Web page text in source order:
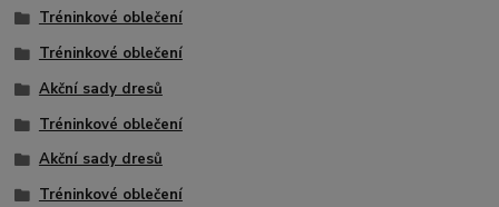
Tréninkové oblečení
Tréninkové oblečení
Akční sady dresů
Tréninkové oblečení
Akční sady dresů
Tréninkové oblečení